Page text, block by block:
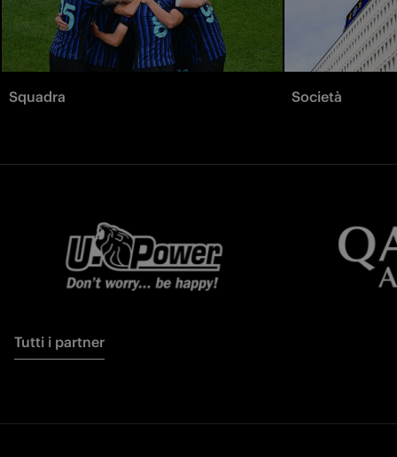
Squadra Società
Tutti i partner